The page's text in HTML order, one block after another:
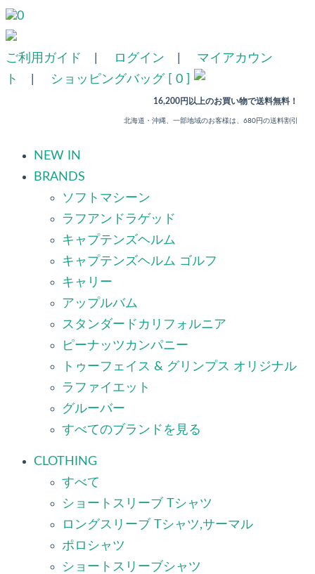
0
ご利用ガイド ログイン
マイアカウン
ト
ショッピングバッグ [ 0 ]
16,200円以上のお買い物で送料無料！
北海道・沖縄、一部地域のお客様は、680円の送料割引
NEW IN
BRANDS
ソフトマシーン
ラフアンドラゲッド
キャプテンズヘルム
キャプテンズヘルム ゴルフ
キャリー
アップルバム
スタンダードカリフォルニア
ピーナッツカンパニー
トゥーフェイス & グリンプス オリジナル
ラファイエット
グルーバー
すべてのブランドを見る
CLOTHING
すべて
ショートスリーブ Tシャツ
ロングスリーブ Tシャツ,サーマル
ポロシャツ
ショートスリーブシャツ